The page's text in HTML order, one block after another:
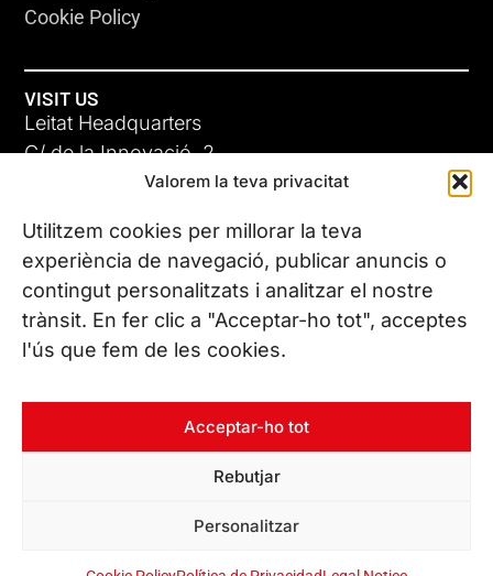
Valorem la teva privacitat
Utilitzem cookies per millorar la teva
experiència de navegació, publicar anuncis o
contingut personalitzats i analitzar el nostre
trànsit. En fer clic a "Acceptar-ho tot", acceptes
l'ús que fem de les cookies.
Acceptar-ho tot
Rebutjar
Personalitzar
Cookie Policy
VISIT US
Leitat Headquarters
C/ de la Innovació, 2
08225 Terrassa, (Barcelona)
All our offices
CONTACT US
Phone. (+34) 937 882 300